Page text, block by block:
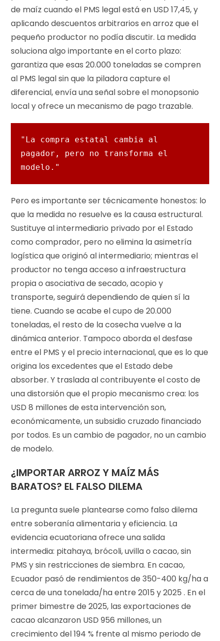
de maíz cuando el PMS legal está en USD 17,45, y
aplicando descuentos arbitrarios en arroz que el
pequeño productor no podía discutir. La medida
soluciona algo importante en el corto plazo:
garantiza que esas 20.000 toneladas se compren
al PMS legal sin que la piladora capture el
diferencial, envía una señal sobre el monopsonio
local y ofrece un mecanismo de pago trazable.
"La compra estatal cambia al
pagador, pero no transforma el
modelo."
Pero es importante ser técnicamente honestos: lo
que la medida no resuelve es la causa estructural.
Sustituye al intermediario privado por el Estado
como comprador, pero no elimina la asimetría
logística que originó al intermediario; mientras el
productor no tenga acceso a infraestructura
propia o asociativa de secado, acopio y
transporte, seguirá dependiendo de quien sí la
tiene. Cuando se acabe el cupo de 20.000
toneladas, el resto de la cosecha vuelve a la
dinámica anterior. Tampoco aborda el desfase
entre el PMS y el precio internacional, que es lo que
origina los excedentes que el Estado debe
absorber. Y traslada al contribuyente el costo de
una distorsión que el propio mecanismo crea: los
USD 8 millones de esta intervención son,
económicamente, un subsidio cruzado financiado
por todos. Es un cambio de pagador, no un cambio
de modelo.
¿IMPORTAR ARROZ Y MAÍZ MÁS
BARATOS? EL FALSO DILEMA
La pregunta suele plantearse como falso dilema
entre soberanía alimentaria y eficiencia. La
evidencia ecuatoriana ofrece una salida
intermedia: pitahaya, brócoli, uvilla o cacao, sin
PMS y sin restricciones de siembra. En cacao,
Ecuador pasó de rendimientos de 350-400 kg/ha a
cerca de una tonelada/ha entre 2015 y 2025 . En el
primer bimestre de 2025, las exportaciones de
cacao alcanzaron USD 956 millones, un
crecimiento del 194 % frente al mismo periodo de